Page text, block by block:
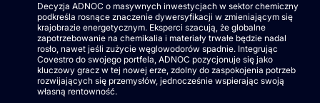
Decyzja ADNOC o masywnych inwestycjach w sektor chemiczny
podkreśla rosnące znaczenie dywersyfikacji w zmieniającym się
krajobrazie energetycznym. Eksperci szacują, że globalne
zapotrzebowanie na chemikalia i materiały trwałe będzie nadal
rosło, nawet jeśli zużycie węglowodorów spadnie. Integrując
Covestro do swojego portfela, ADNOC pozycjonuje się jako
kluczowy gracz w tej nowej erze, zdolny do zaspokojenia potrzeb
rozwijających się przemysłów, jednocześnie wspierając swoją
własną rentowność.